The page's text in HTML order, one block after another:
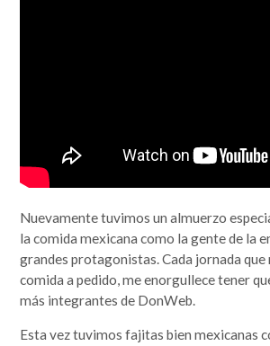
Nuevamente tuvimos un almuerzo
la comida mexicana como la gente de la
grandes protagonistas. Cada jornada que
comida a pedido, me enorgullece tener
más integrantes de DonWeb.
Esta vez tuvimos fajitas bien mexicanas